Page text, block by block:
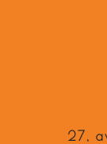
27, avenue Victor Hugo, 24120